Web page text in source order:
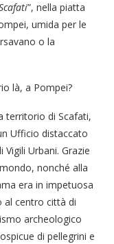
”, nella piatta
umida per le
o la
là, a Pompei?
territorio di Scafati,
Ufficio distaccato
Urbani. Grazie
nonché alla
era in impetuosa
al centro città di
archeologico
di pellegrini e